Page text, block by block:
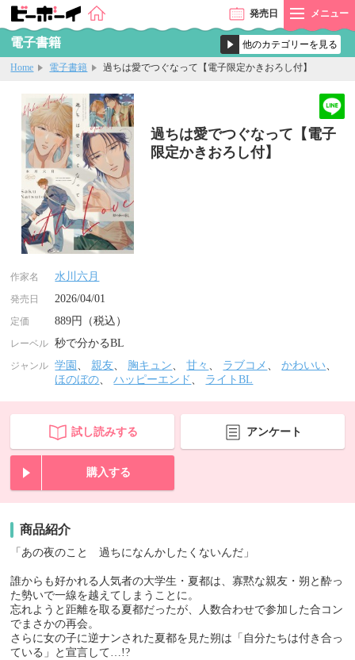
発売日 メニュー
電子書籍
Home 電子書籍 過ちは愛でつぐなって【電子限定かきおろし付】
過ちは愛でつぐなって【電子
限定かきおろし付】
作家名 水川六月
発売日 2026/04/01
定価 889円（税込）
レーベル 秒で分かるBL
ジャンル 学園 、親友、 胸キュン、甘々 、 ラブコメ 、かわいい、
ほのぼの、ハッピーエンド 、 ライトBL
試し読みする アンケート
購入する
商品紹介
「あの夜のこと 過ちになんかしたくないんだ」
誰からも好かれる人気者の大学生・夏都は、寡黙な親友・朔と酔っ
た勢いで⼀線を越えてしまうことに。
忘れようと距離を取る夏都だったが、人数合わせで参加した合コン
でまさかの再会。
さらに女の子に逆ナンされた夏都を見た朔は「自分たちは付き合っ
ている」と宣言して…!?